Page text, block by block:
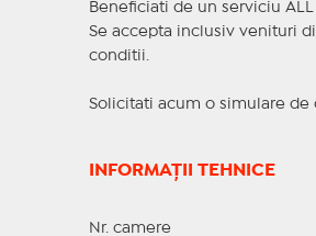
Beneficiati de un serviciu
Se accepta inclusiv venituri
conditii.
Solicitati acum o simulare
INFORMAȚII TEHNICE
Nr. camere